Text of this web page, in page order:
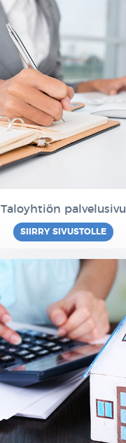
Taloyhtiön palvelusivu
SIIRRY SIVUSTOLLE